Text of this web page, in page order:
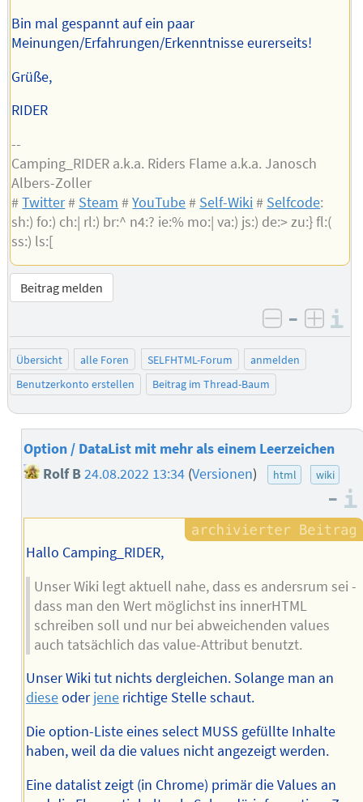
Bin mal gespannt auf ein paar
Meinungen/Erfahrungen/Erkenntnisse eurerseits!
Grüße,
RIDER
--
Camping_RIDER a.k.a. Riders Flame a.k.a. Janosch
Albers-Zoller
#Twitter# Steam #YouTube# Self-Wiki# Selfcode:
sh:) fo:) ch:| rl:) br:^ n4:? ie:% mo:| va:) js:) de:> zu:} fl:(
ss:) ls:[
Beitrag melden
negativ
–
Übersicht alle Foren SELFHTML-Forum
anmelden
Benutzerkonto erstellen
Beitrag im Thread-Baum
Option / DataList mit mehr als einem Leerzeichen
Rolf B24.08.2022 13:34 (Versionen) html wiki
–
Hallo Camping_RIDER,
Unser Wiki legt aktuell nahe, dass es andersrum sei -
dass man den Wert möglichst ins innerHTML
schreiben soll und nur bei abweichenden values
auch tatsächlich das value-Attribut benutzt.
Unser Wiki tut nichts dergleichen. Solange man an
dieseoderjenerichtige Stelle schaut.
Die option-Liste eines select MUSS gefüllte Inhalte
haben, weil da die values nicht angezeigt werden.
Eine datalist zeigt (in Chrome) primär die Values an